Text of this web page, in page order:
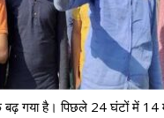
है। पिछले 24 घंटों में 14